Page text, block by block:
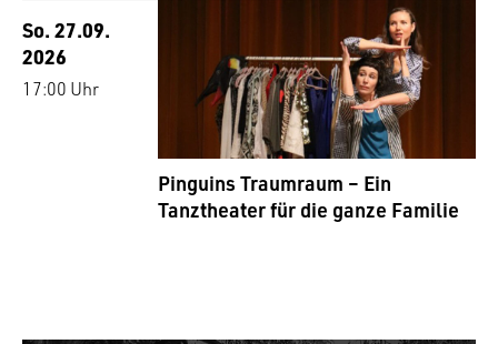
So. 27.09.
2026
17:00 Uhr
Pinguins Traumraum – Ein
Tanztheater für die ganze Familie